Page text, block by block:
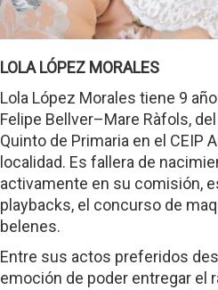
LOLA LÓPEZ MORALES
Lola López Morales tiene 9
Felipe Bellver–Mare Ràfols,
Quinto de Primaria en el CEIP
localidad. Es fallera de
activamente en su comisión,
playbacks, el concurso de
belenes.
Entre sus actos preferidos
emoción de poder entregar el